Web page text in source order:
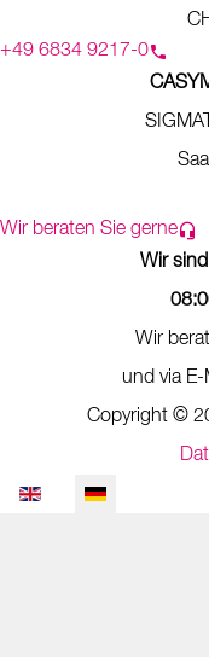
+49 6834 9217-0
Wir beraten Sie gerne
Wir
Wir
und via
Copyright ©
Sprache auswählen